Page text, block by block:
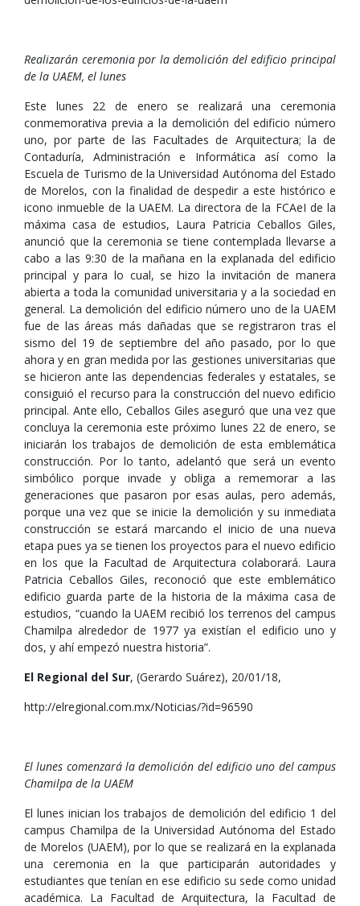
Realizarán ceremonia por la demolición del edificio principal
de la UAEM, el lunes
Este lunes 22 de enero se realizará una ceremonia
conmemorativa previa a la demolición del edificio número
uno, por parte de las Facultades de Arquitectura; la de
Contaduría, Administración e Informática así como la
Escuela de Turismo de la Universidad Autónoma del Estado
de Morelos, con la finalidad de despedir a este histórico e
icono inmueble de la UAEM. La directora de la FCAeI de la
máxima casa de estudios, Laura Patricia Ceballos Giles,
anunció que la ceremonia se tiene contemplada llevarse a
cabo a las 9:30 de la mañana en la explanada del edificio
principal y para lo cual, se hizo la invitación de manera
abierta a toda la comunidad universitaria y a la sociedad en
general. La demolición del edificio número uno de la UAEM
fue de las áreas más dañadas que se registraron tras el
sismo del 19 de septiembre del año pasado, por lo que
ahora y en gran medida por las gestiones universitarias que
se hicieron ante las dependencias federales y estatales, se
consiguió el recurso para la construcción del nuevo edificio
principal. Ante ello, Ceballos Giles aseguró que una vez que
concluya la ceremonia este próximo lunes 22 de enero, se
iniciarán los trabajos de demolición de esta emblemática
construcción. Por lo tanto, adelantó que será un evento
simbólico porque invade y obliga a rememorar a las
generaciones que pasaron por esas aulas, pero además,
porque una vez que se inicie la demolición y su inmediata
construcción se estará marcando el inicio de una nueva
etapa pues ya se tienen los proyectos para el nuevo edificio
en los que la Facultad de Arquitectura colaborará. Laura
Patricia Ceballos Giles, reconoció que este emblemático
edificio guarda parte de la historia de la máxima casa de
estudios, “cuando la UAEM recibió los terrenos del campus
Chamilpa alrededor de 1977 ya existían el edificio uno y
dos, y ahí empezó nuestra historia”.
El Regional del Sur, (Gerardo Suárez), 20/01/18,
http://elregional.com.mx/Noticias/?id=96590
El lunes comenzará la demolición del edificio uno del campus
Chamilpa de la UAEM
El lunes inician los trabajos de demolición del edificio 1 del
campus Chamilpa de la Universidad Autónoma del Estado
de Morelos (UAEM), por lo que se realizará en la explanada
una ceremonia en la que participarán autoridades y
estudiantes que tenían en ese edificio su sede como unidad
académica. La Facultad de Arquitectura, la Facultad de